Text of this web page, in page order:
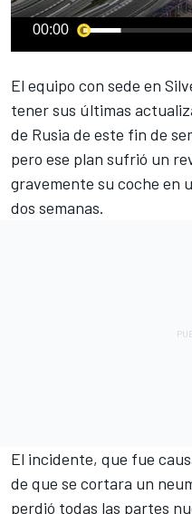
00:00
El equipo con sede en
tener sus últimas
de Rusia de este fin de
pero ese plan sufrió un
gravemente su coche en
dos semanas.
El incidente, que fue
de que se cortara un
perdió todas las partes